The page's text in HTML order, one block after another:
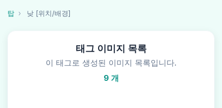
탑 낮 [위치/배경]
태그 이미지 목록
이 태그로 생성된 이미지 목록입니다.
9 개